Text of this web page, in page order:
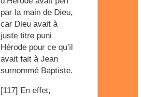
par la main de Dieu,
car Dieu avait à
juste titre puni
Hérode pour ce qu’il
avait fait à Jean
surnommé Baptiste.
[117] En effet,